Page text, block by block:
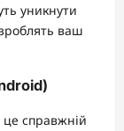
уникнути
ваш
справжній